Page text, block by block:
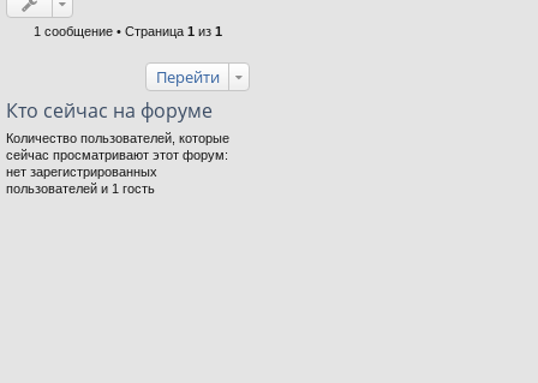
1 сообщение • Страница 1 из 1
Перейти
Кто сейчас на форуме
Количество пользователей, которые
сейчас просматривают этот форум:
нет зарегистрированных
пользователей и 1 гость